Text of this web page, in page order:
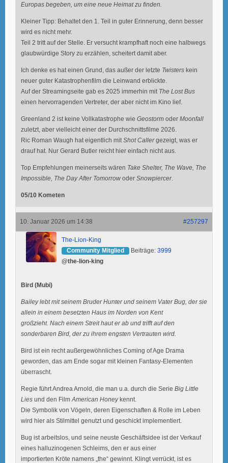
Europas begeben, um eine neue Heimat zu finden.
Kleiner Tipp: Behaltet den 1. Teil in guter Erinnerung, denn besser
wird es nicht mehr.
Teil 2 tritt auf der Stelle. Er versucht krampfhaft noch eine halbwegs
glaubwürdige Story zu erzählen, scheitert damit aber.
Ich denke es hat einen Grund, das außer der letzte Twisters kein
neuer guter Katastrophenfilm die Leinwand erblickte.
Auf der Streamingseite gab es 2025 immerhin mit The Lost Bus
einen hervorragenden Vertreter, der aber nicht im Kino lief.
Greenland 2 ist keine Vollkatastrophe wie Geostorm oder Moonfall
zuletzt, aber vielleicht einer der Durchschnittsfilme 2026.
Ric Roman Waugh hat eigentlich mit Shot Callergezeigt, was er
drauf hat. Nur Gerard Butler reicht hier einfach nicht aus.
Top Empfehlungen meinerseits wären Take Shelter, The Wave, The
Impossible, The Day After Tomorrow oder Snowpiercer.
05/10 Kometen
10. Januar 2026 um 14:38 #257297
The-Lion-King
Community Mitglied
Beiträge: 3999
@the-lion-king
Bird (Mubi)
Bailey lebt mit seinem Bruder Hunter und seinem Vater Bug, der sie
allein in einem besetzten Haus im Norden von Kent
großzieht. Nach einem Streit haut er ab und trifft auf den
sonderbaren Bird, der zu ihrem engsten Vertrauten wird.
Bird ist ein recht außergewöhnliches Coming of Age Drama
geworden, das am Ende sogar mit kleinen Fantasy-Elementen
überrascht.
Regie führt Andrea Arnold, die man u.a. durch die Serie Big Little
Lies und den Film American Honeykennt.
Die Symbolik von Vögeln, deren Eigenschaften & Rolle im Leben
wird hier als Stilmittel genutzt und geschickt implementiert.
Bug ist arbeitslos, und seine neuste Geschäftsidee ist der Verkauf
eines halluzinogenen Schleims, den er aus einer
importierten Kröte namens „the“ gewinnt. Klingt verrückt, ist es